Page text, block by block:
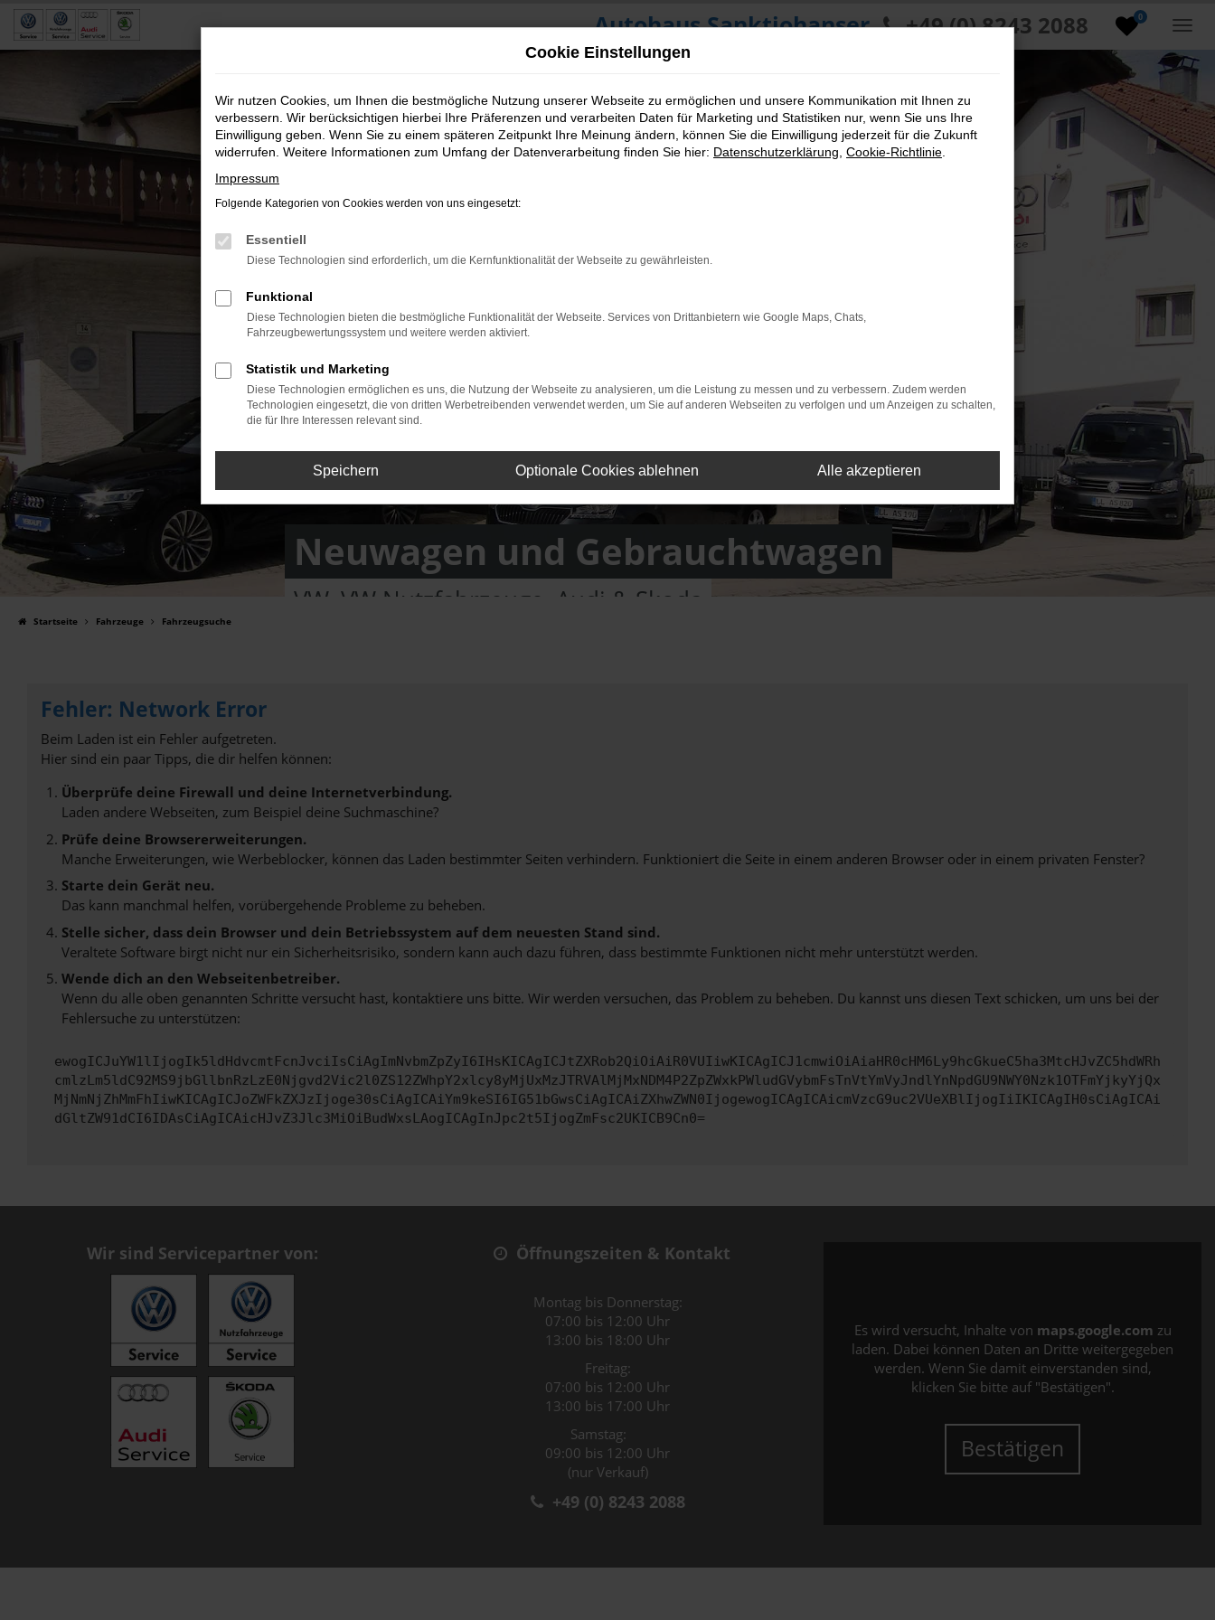
Zum
0
Autohaus Sanktjohanser +49 (0) 8243 2088
Neuwagen und Gebrauchtwagen
VW, VW Nutzfahrzeuge, Audi & Skoda
Startseite Fahrzeuge Fahrzeugsuche
Fehler: Network Error
Beim Laden ist ein Fehler aufgetreten.
Hier sind ein paar Tipps, die dir helfen können:
Überprüfe deine Firewall und deine Internetverbindung.
Laden andere Webseiten, zum Beispiel deine Suchmaschine?
Prüfe deine Browsererweiterungen.
Manche Erweiterungen, wie Werbeblocker, können das Laden bestimmter Seiten verhindern. Funktioniert die Seite in einem anderen Browser oder in einem privaten Fenster?
Starte dein Gerät neu.
Das kann manchmal helfen, vorübergehende Probleme zu beheben.
Stelle sicher, dass dein Browser und dein Betriebssystem auf dem neuesten Stand sind.
Veraltete Software birgt nicht nur ein Sicherheitsrisiko, sondern kann auch dazu führen, dass bestimmte Funktionen nicht mehr unterstützt werden.
Wende dich an den Webseitenbetreiber.
Wenn du alle oben genannten Schritte versucht hast, kontaktiere uns bitte. Wir werden versuchen, das Problem zu beheben. Du kannst uns diesen Text schicken, um uns bei der
Fehlersuche zu unterstützen:
ewogICJuYW1lIjogIk5ldHdvcmtFcnJvciIsCiAgImNvbmZpZyI6IHsKICAgICJtZXRob2QiOiAiR0VUIiwKICAgICJ1cmwiOiAiaHR0cHM6Ly9hcGkueC5ha3MtcHJvZC5hdWRh
cmlzLm5ldC92MS9jbGllbnRzLzE0Njgvd2Vic2l0ZS12ZWhpY2xlcy8yMjUxMzJTRVAlMjMxNDM4P2ZpZWxkPWludGVybmFsTnVtYmVyJndlYnNpdGU9NWY0Nzk1OTFmYjkyYjQx
MjNmNjZhMmFhIiwKICAgICJoZWFkZXJzIjoge30sCiAgICAiYm9keSI6IG51bGwsCiAgICAiZXhwZWN0IjogewogICAgICAicmVzcG9uc2VUeXBlIjogIiIKICAgIH0sCiAgICAi
dGltZW91dCI6IDAsCiAgICAicHJvZ3Jlc3MiOiBudWxsLAogICAgInJpc2t5IjogZmFsc2UKICB9Cn0=
Wir sind Servicepartner von: Öffnungszeiten & Kontakt
Montag bis Donnerstag:
07:00 bis 12:00 Uhr
13:00 bis 18:00 Uhr
Freitag:
07:00 bis 12:00 Uhr
13:00 bis 17:00 Uhr
Samstag:
09:00 bis 12:00 Uhr
(nur Verkauf)
+49 (0) 8243 2088
Es wird versucht, Inhalte von maps.google.com zu
laden. Dabei können Daten an Dritte weitergegeben
werden. Wenn Sie damit einverstanden sind,
klicken Sie bitte auf "Bestätigen".
Bestätigen
Cookie Einstellungen
Wir nutzen Cookies, um Ihnen die bestmögliche Nutzung unserer Webseite zu ermöglichen und unsere Kommunikation mit Ihnen zu
verbessern. Wir berücksichtigen hierbei Ihre Präferenzen und verarbeiten Daten für Marketing und Statistiken nur, wenn Sie uns Ihre
Einwilligung geben. Wenn Sie zu einem späteren Zeitpunkt Ihre Meinung ändern, können Sie die Einwilligung jederzeit für die Zukunft
widerrufen. Weitere Informationen zum Umfang der Datenverarbeitung finden Sie hier: Datenschutzerklärung Cookie-Richtlinie
Impressum
Folgende Kategorien von Cookies werden von uns eingesetzt:
Essentiell
Diese Technologien sind erforderlich, um die Kernfunktionalität der Webseite zu gewährleisten.
Funktional
Diese Technologien bieten die bestmögliche Funktionalität der Webseite. Services von Drittanbietern wie Google Maps, Chats,
Fahrzeugbewertungssystem und weitere werden aktiviert.
Statistik und Marketing
Diese Technologien ermöglichen es uns, die Nutzung der Webseite zu analysieren, um die Leistung zu messen und zu verbessern. Zudem werden
Technologien eingesetzt, die von dritten Werbetreibenden verwendet werden, um Sie auf anderen Webseiten zu verfolgen und um Anzeigen zu schalten,
die für Ihre Interessen relevant sind.
Speichern Optionale Cookies ablehnen Alle akzeptieren